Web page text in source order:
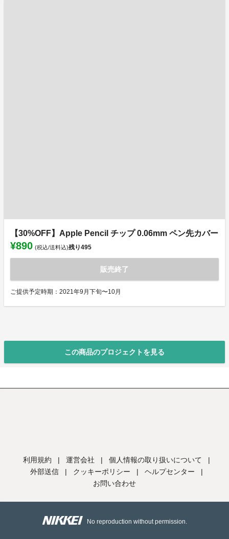
【30%OFF】Apple Pencil チップ 0.06mm ペン先カバー
¥890 (税込/送料込)残り495
販売終了
ご提供予定時期：2021年9月下旬〜10月
この商品のプロジェクトを見る
利用規約 | 運営会社 | 個人情報の取り扱いについて
|
外部送信
| クッキーポリシー | ヘルプセンター
|
お問い合わせ
No reproduction without permission.